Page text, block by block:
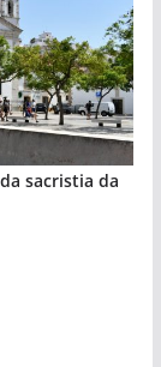
sacristia da